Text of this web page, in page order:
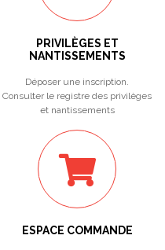
PRIVILÈGES ET
NANTISSEMENTS
Déposer une inscription.
Consulter le registre des privilèges
et nantissements
ESPACE COMMANDE